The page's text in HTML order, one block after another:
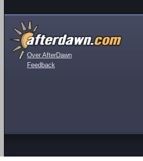
Over AfterDawn
Feedback